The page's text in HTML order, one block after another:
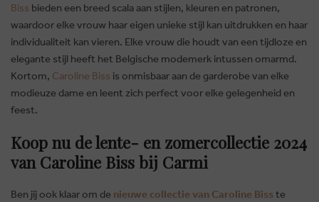
Biss bieden een breed scala aan stijlen, kleuren en patronen,
waardoor elke vrouw haar eigen unieke stijl kan uitdrukken en haar
individualiteit kan vieren. Elke vrouw die houdt van een tijdloze en
elegante stijl heeft het Belgische modemerk intussen omarmd.
Kortom, Caroline Biss is onmisbaar aan de garderobe van elke
modieuze dame en leent zich perfect voor elke gelegenheid en
feest.
Koop nu de lente- en zomercollectie 2024
van Caroline Biss bij Carmi
Ben jij ook klaar om de nieuwe collectie van Caroline Bisste